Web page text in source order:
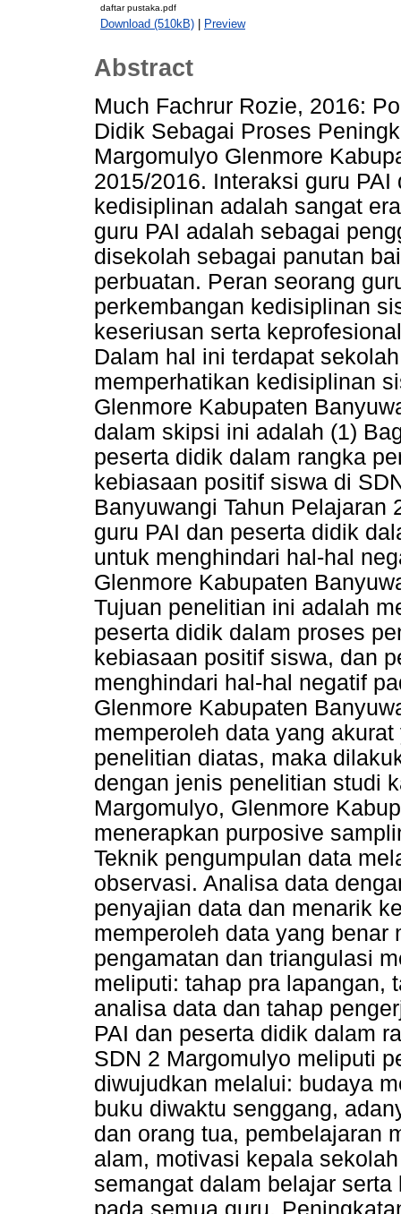
daftar pustaka.pdf
Download (510kB) | Preview
Abstract
Much Fachrur Rozie, 2016:
Didik Sebagai Proses
Margomulyo Glenmore
2015/2016. Interaksi guru
kedisiplinan adalah sangat
guru PAI adalah sebagai
disekolah sebagai panutan
perbuatan. Peran seorang
perkembangan kedisiplinan
keseriusan serta
Dalam hal ini terdapat
memperhatikan kedisiplinan
Glenmore Kabupaten
dalam skipsi ini adalah (1)
peserta didik dalam rangka
kebiasaan positif siswa di
Banyuwangi Tahun Pelajaran
guru PAI dan peserta didik
untuk menghindari hal-hal
Glenmore Kabupaten
Tujuan penelitian ini adalah
peserta didik dalam proses
kebiasaan positif siswa, dan
menghindari hal-hal negatif
Glenmore Kabupaten
memperoleh data yang
penelitian diatas, maka
dengan jenis penelitian studi
Margomulyo, Glenmore
menerapkan purposive
Teknik pengumpulan data
observasi. Analisa data
penyajian data dan menarik
memperoleh data yang
pengamatan dan triangulasi
meliputi: tahap pra lapangan,
analisa data dan tahap
PAI dan peserta didik dalam
SDN 2 Margomulyo meliputi
diwujudkan melalui: budaya
buku diwaktu senggang,
dan orang tua, pembelajaran
alam, motivasi kepala
semangat dalam belajar
pada semua guru.